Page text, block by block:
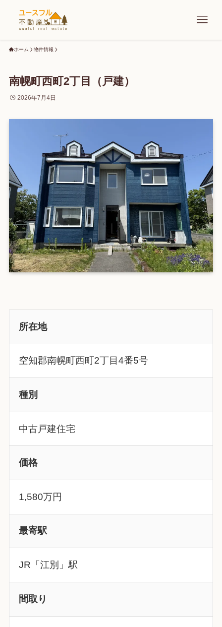
ホーム 物件情報
南幌町西町2丁目（戸建）
2026年7月4日
所在地
空知郡南幌町西町2丁目4番5号
種別
中古戸建住宅
価格
1,580万円
最寄駅
JR「江別」駅
間取り